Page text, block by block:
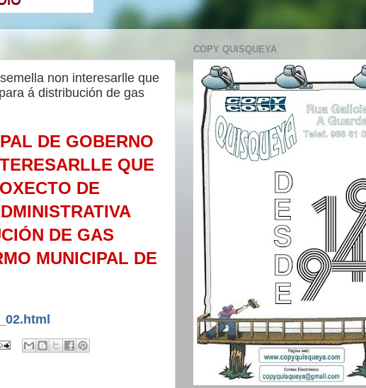
non interesarlle que
á distribución de gas
DE GOBERNO
QUE
DE
DE GAS
MUNICIPAL DE
COPY QUISQUEYA